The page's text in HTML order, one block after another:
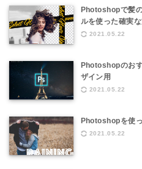
Photoshopで髪
ルを使った確実
2021.05.22
Photoshopのお
ザイン用
2021.05.22
Photoshopを使
2021.05.22